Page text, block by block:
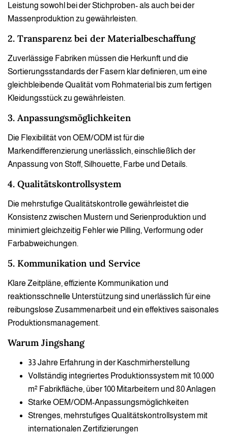
Leistung sowohl bei der Stichproben- als auch bei der
Massenproduktion zu gewährleisten.
2. Transparenz bei der Materialbeschaffung
Zuverlässige Fabriken müssen die Herkunft und die
Sortierungsstandards der Fasern klar definieren, um eine
gleichbleibende Qualität vom Rohmaterial bis zum fertigen
Kleidungsstück zu gewährleisten.
3. Anpassungsmöglichkeiten
Die Flexibilität von OEM/ODM ist für die
Markendifferenzierung unerlässlich, einschließlich der
Anpassung von Stoff, Silhouette, Farbe und Details.
4. Qualitätskontrollsystem
Die mehrstufige Qualitätskontrolle gewährleistet die
Konsistenz zwischen Mustern und Serienproduktion und
minimiert gleichzeitig Fehler wie Pilling, Verformung oder
Farbabweichungen.
5. Kommunikation und Service
Klare Zeitpläne, effiziente Kommunikation und
reaktionsschnelle Unterstützung sind unerlässlich für eine
reibungslose Zusammenarbeit und ein effektives saisonales
Produktionsmanagement.
Warum Jingshang
33 Jahre Erfahrung in der Kaschmirherstellung
Vollständig integriertes Produktionssystem mit 10.000
m² Fabrikfläche, über 100 Mitarbeitern und 80 Anlagen
Starke OEM/ODM-Anpassungsmöglichkeiten
Strenges, mehrstufiges Qualitätskontrollsystem mit
internationalen Zertifizierungen